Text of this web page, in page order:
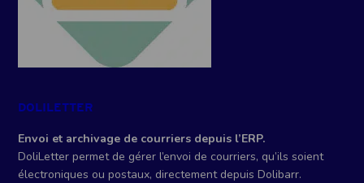
DOLILETTER
Envoi et archivage de courriers depuis l’ERP.
DoliLetter permet de gérer l’envoi de courriers, qu’ils soient
électroniques ou postaux, directement depuis Dolibarr.